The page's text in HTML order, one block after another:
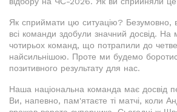
Як сприймати цю ситуацію? Безумовно,
всі команди здобули значний досвід. На
чотирьох команд, що потрапили до
найсильнішою. Проте ми будемо
позитивного результату для нас.
Наша національна команда має досвід
Ви, напевно, пам'ятаєте ті матчі, коли